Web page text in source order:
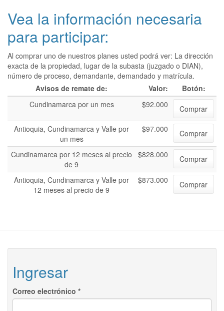
Vea la información necesaria
para participar:
Al comprar uno de nuestros planes usted podrá ver: La dirección
exacta de la propiedad, lugar de la subasta (juzgado o DIAN),
número de proceso, demandante, demandado y matrícula.
Avisos de remate de:
Valor:
Botón:
Cundinamarca por un mes
$92.000
Comprar
Antioquia, Cundinamarca y Valle por
un mes
$97.000 Comprar
Cundinamarca por 12 meses al precio
de 9
$828.000 Comprar
Antioquia, Cundinamarca y Valle por
12 meses al precio de 9
$873.000 Comprar
Ingresar
Correo electrónico *